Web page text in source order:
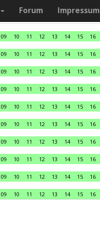
Forum Impressum
09 10 11 12 13 14 15 16
09 10 11 12 13 14 15 16
09 10 11 12 13 14 15 16
09 10 11 12 13 14 15 16
09 10 11 12 13 14 15 16
09 10 11 12 13 14 15 16
09 10 11 12 13 14 15 16
09 10 11 12 13 14 15 16
09 10 11 12 13 14 15 16
09 10 11 12 13 14 15 16